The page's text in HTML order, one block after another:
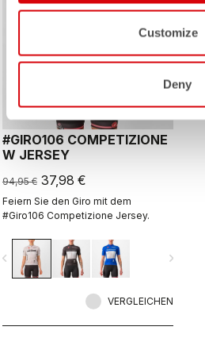
Customize
Deny
#GIRO106 COMPETIZIONE
W JERSEY
94,95 € 37,98 €
Feiern Sie den Giro mit dem
#Giro106 Competizione Jersey.
navigate_next
VERGLEICHEN